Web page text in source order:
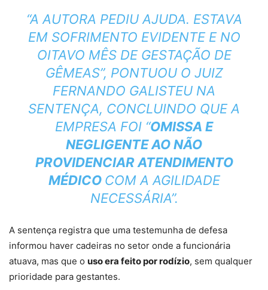
“A AUTORA PEDIU AJUDA. ESTAVA
EM SOFRIMENTO EVIDENTE E NO
OITAVO MÊS DE GESTAÇÃO DE
GÊMEAS”, PONTUOU O JUIZ
FERNANDO GALISTEU NA
SENTENÇA, CONCLUINDO QUE A
EMPRESA FOI “OMISSA E
NEGLIGENTE AO NÃO
PROVIDENCIAR ATENDIMENTO
MÉDICO COM A AGILIDADE
NECESSÁRIA”.
A sentença registra que uma testemunha de defesa
informou haver cadeiras no setor onde a funcionária
atuava, mas que o uso era feito por rodízio, sem qualquer
prioridade para gestantes.